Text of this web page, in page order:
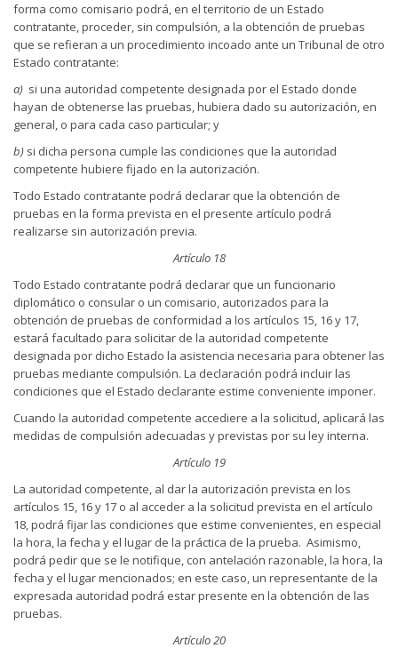
forma como comisario podrá, en el territorio de un Estado
contratante, proceder, sin compulsión, a la obtención de pruebas
que se refieran a un procedimiento incoado ante un Tribunal de otro
Estado contratante:
a) si una autoridad competente designada por el Estado donde
hayan de obtenerse las pruebas, hubiera dado su autorización, en
general, o para cada caso particular; y
b) si dicha persona cumple las condiciones que la autoridad
competente hubiere fijado en la autorización.
Todo Estado contratante podrá declarar que la obtención de
pruebas en la forma prevista en el presente artículo podrá
realizarse sin autorización previa.
Artículo 18
Todo Estado contratante podrá declarar que un funcionario
diplomático o consular o un comisario, autorizados para la
obtención de pruebas de conformidad a los artículos 15, 16 y 17,
estará facultado para solicitar de la autoridad competente
designada por dicho Estado la asistencia necesaria para obtener las
pruebas mediante compulsión. La declaración podrá incluir las
condiciones que el Estado declarante estime conveniente imponer.
Cuando la autoridad competente accediere a la solicitud, aplicará las
medidas de compulsión adecuadas y previstas por su ley interna.
Artículo 19
La autoridad competente, al dar la autorización prevista en los
artículos 15, 16 y 17 o al acceder a la solicitud prevista en el artículo
18, podrá fijar las condiciones que estime convenientes, en especial
la hora, la fecha y el lugar de la práctica de la prueba. Asimismo,
podrá pedir que se le notifique, con antelación razonable, la hora, la
fecha y el lugar mencionados; en este caso, un representante de la
expresada autoridad podrá estar presente en la obtención de las
pruebas.
Artículo 20